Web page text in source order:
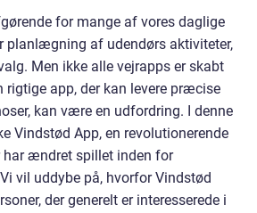
for mange af vores daglige
planlægning af udendørs aktiviteter,
Men ikke alle vejrapps er skabt
rigtige app, der kan levere præcise
kan være en udfordring. I denne
Vindstød App, en revolutionerende
har ændret spillet inden for
vil uddybe på, hvorfor Vindstød
der generelt er interesserede i